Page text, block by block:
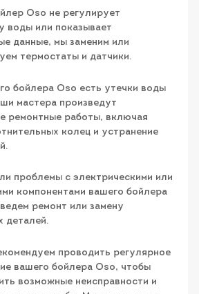
Oso не регулирует
воды или показывает
данные, мы заменим или
термостаты и датчики.
бойлера Oso есть утечки воды
мастера произведут
ремонтные работы, включая
колец и устранение
проблемы с электрическими или
компонентами вашего бойлера
ремонт или замену
деталей.
проводить регулярное
вашего бойлера Oso, чтобы
возможные неисправности и